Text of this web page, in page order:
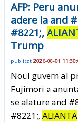
AFP: Peru
adere la and
#8221;,
Trump
publicat 2026-08-01
Noul guvern al
Fujimori a
se alature and
#8221;, ALIANTA